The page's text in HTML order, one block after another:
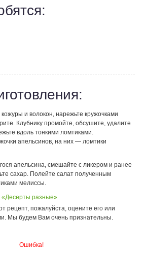
и волокон, нарежьте кружочками
Клубнику промойте, обсушите, удалите
вдоль тонкими ломтиками.
апельсинов, на них — ломтики
апельсина, смешайте с ликером и ранее
сахар. Полейте салат полученным
мелиссы.
«Десерты разные»
рецепт, пожалуйста, оцените его или
Мы будем Вам очень признательны.
Ошибка!